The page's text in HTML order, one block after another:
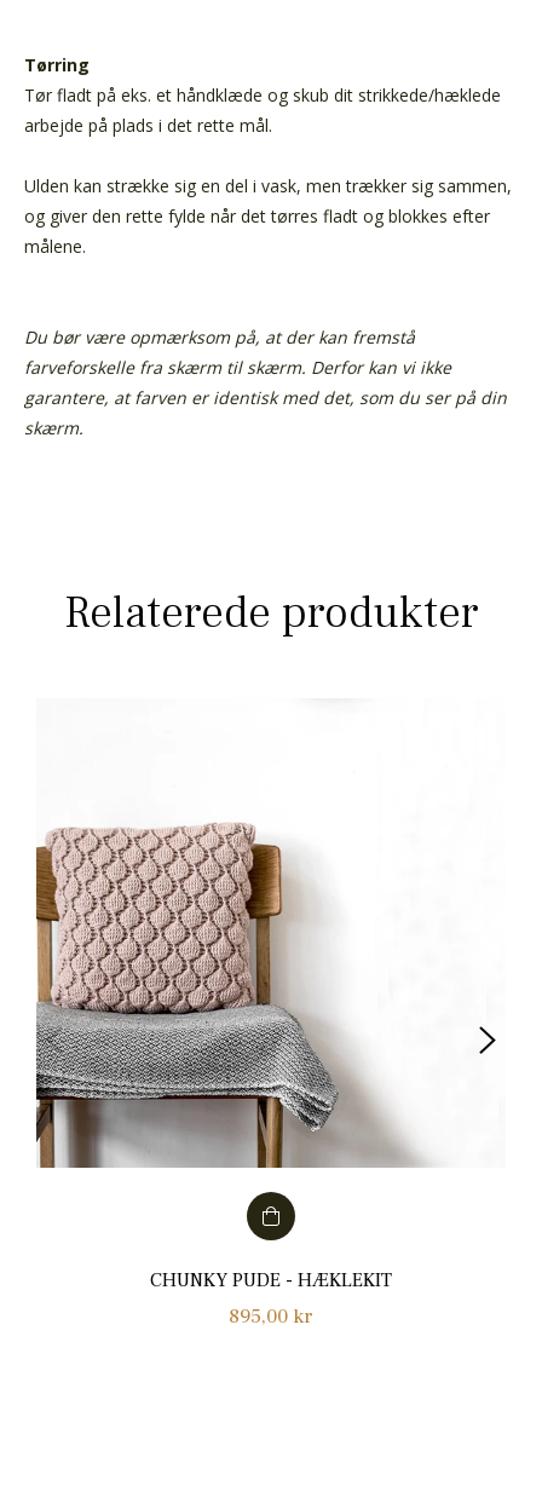
Tørring
Tør fladt på eks. et håndklæde og skub dit strikkede/hæklede
arbejde på plads i det rette mål.
Ulden kan strække sig en del i vask, men trækker sig sammen,
og giver den rette fylde når det tørres fladt og blokkes efter
målene.
Du bør være opmærksom på, at der kan fremstå
farveforskelle fra skærm til skærm. Derfor kan vi ikke
garantere, at farven er identisk med det, som du ser på din
skærm.
Relaterede produkter
CHUNKY PUDE - HÆKLEKIT
Normalpris
895,00 kr